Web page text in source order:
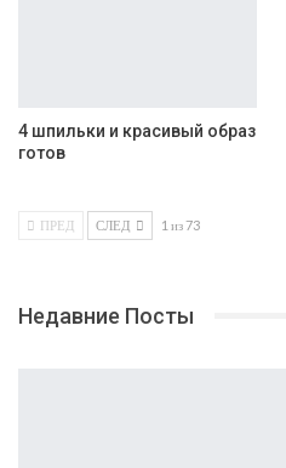
4 шпильки и красивый образ
готов
ПРЕД СЛЕД 1 из 73
Недавние Посты